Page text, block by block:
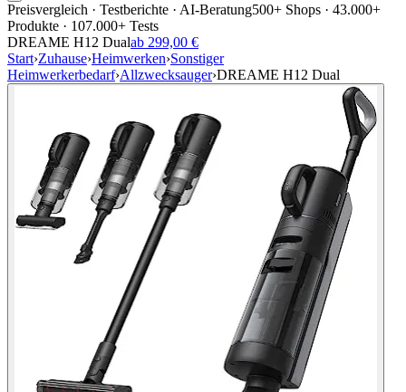
Preisvergleich · Testberichte · AI-Beratung500+ Shops · 43.000+
Produkte · 107.000+ Tests
DREAME H12 Dualab 299,00 €
Start›Zuhause›Heimwerken›Sonstiger
Heimwerkerbedarf›Allzwecksauger›DREAME H12 Dual